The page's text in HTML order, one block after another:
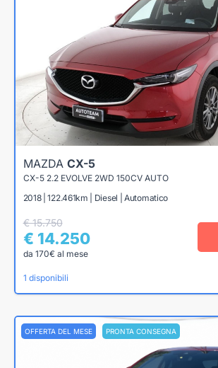
MAZDA CX-5
CX-5 2.2 EVOLVE 2WD 150CV AUTO
2018 | 122.461km | Diesel | Automatico
€ 15.750
€ 14.250
da 170€ al mese
1 disponibili
OFFERTA DEL MESE PRONTA CONSEGNA